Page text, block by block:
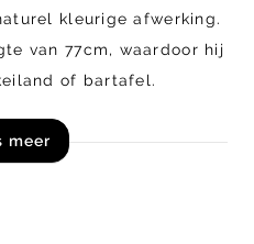
kleurige afwerking.
van 77cm, waardoor hij
of bartafel.
collectie van Kave Home
meer